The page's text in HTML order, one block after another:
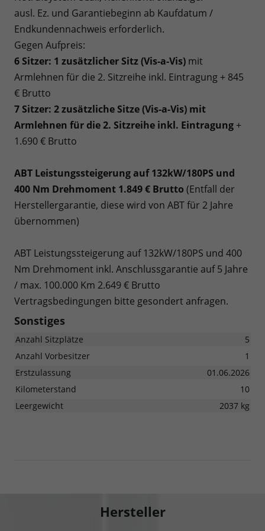
ausl. Ez. und Garantiebeginn ab Kaufdatum /
Endkundennachweis erforderlich.
Gegen Aufpreis:
6 Sitzer: 1 zusätzlicher Sitz (Vis-a-Vis) mit
Armlehnen für die 2. Sitzreihe inkl. Eintragung + 845
€ Brutto
7 Sitzer: 2 zusätzliche Sitze (Vis-a-Vis) mit
Armlehnen für die 2. Sitzreihe inkl. Eintragung +
1.690 € Brutto
ABT Leistungssteigerung auf 132kW/180PS und
400 Nm Drehmoment 1.849 € Brutto (Entfall der
Herstellergarantie, diese wird von ABT für 2 Jahre
übernommen)
ABT Leistungssteigerung auf 132kW/180PS und 400
Nm Drehmoment inkl. Anschlussgarantie auf 5 Jahre
/ max. 100.000 Km 2.649 € Brutto
Vertragsbedingungen bitte gesondert anfragen.
Sonstiges
Anzahl Sitzplätze
5
Anzahl Vorbesitzer
1
Erstzulassung
01.06.2026
Kilometerstand
10
Leergewicht
2037 kg
Hersteller